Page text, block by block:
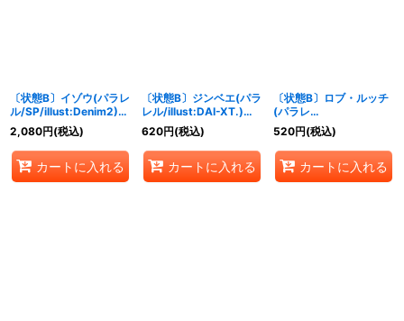
〔状態B〕イゾウ(パラレ
ル/SP/illust:Denim2)
【SP】{OP03-
003[OP07]}
2,080円(税込)
カートに入れる
〔状態B〕ジンベエ(パラ
レル/illust:DAI-XT.)
【SR/P】{OP07-045}
620円(税込)
カートに入れる
〔状態B〕ロブ・ルッチ
(パラレ
ル/illust:Anderson)
【L/P】{OP07-079}
520円(税込)
カートに入れる